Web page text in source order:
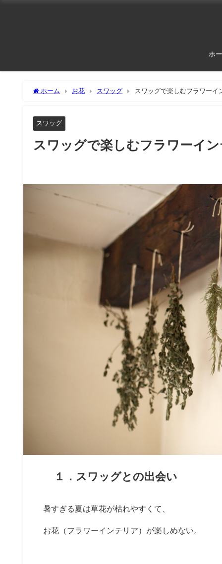
ホ
ホーム お花 スワッグ スワッグで楽しむフラワーイ
スワッグ
スワッグで楽しむフラワーイ
１．スワッグとの出会い
暑すぎる夏は草花が枯れやすくて、
お花（フラワーインテリア）が楽しめない。